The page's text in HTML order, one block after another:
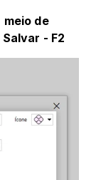
meio de
Salvar - F2